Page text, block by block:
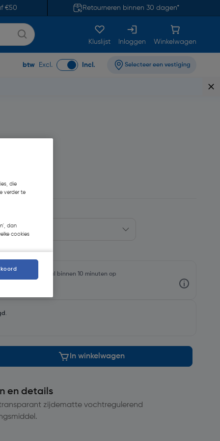
€50 Retourneren binnen 30 dagen*
Kluslijst Inloggen Winkelwagen
btw Excl. Incl. Selecteer een vestiging
en haal binnen 10 minuten op
.
In winkelwagen
en details
zijdematte vochtregulerend
die
verder te
dan
cookies